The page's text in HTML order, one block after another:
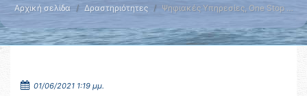
Αρχική σελίδα Δραστηριότητες Ψηφιακές Υπηρεσίες, One Stop …
01/06/2021 1:19 μμ.